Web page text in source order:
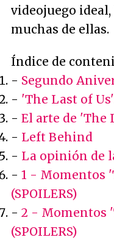
videojuego
muchas de ellas.
Índice de
- Segundo
- 'The Last of
- El arte de 'The
- Left Behind
- La opinión de
- 1 - Momentos
(SPOILERS)
- 2 - Momentos
(SPOILERS)